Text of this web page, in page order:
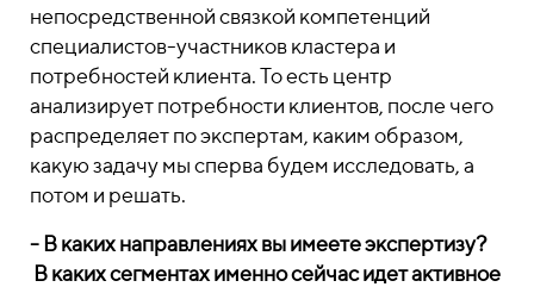
непосредственной связкой компетенций
специалистов-участников кластера и
потребностей клиента. То есть центр
анализирует потребности клиентов, после чего
распределяет по экспертам, каким образом,
какую задачу мы сперва будем исследовать, а
потом и решать.
- В каких направлениях вы имеете экспертизу?
В каких сегментах именно сейчас идет активное